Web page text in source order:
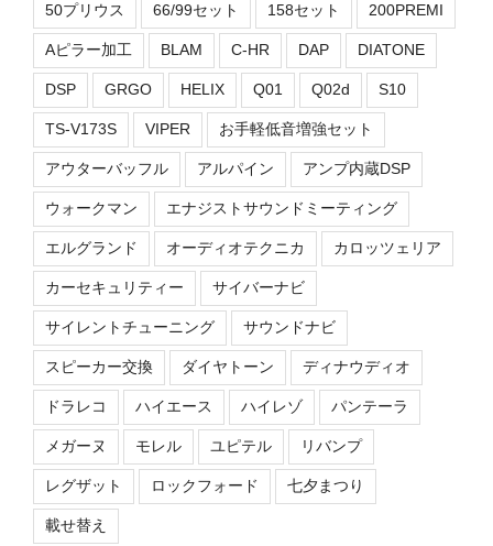
50プリウス 66/99セット 158セット 200PREMI
Aピラー加工 BLAM C-HR DAP DIATONE
DSP GRGO HELIX Q01 Q02d S10
TS-V173S VIPER お手軽低音増強セット
アウターバッフル アルパイン アンプ内蔵DSP
ウォークマン エナジストサウンドミーティング
エルグランド オーディオテクニカ カロッツェリア
カーセキュリティー サイバーナビ
サイレントチューニング サウンドナビ
スピーカー交換 ダイヤトーン ディナウディオ
ドラレコ ハイエース ハイレゾ パンテーラ
メガーヌ モレル ユピテル リバンプ
レグザット ロックフォード 七夕まつり
載せ替え